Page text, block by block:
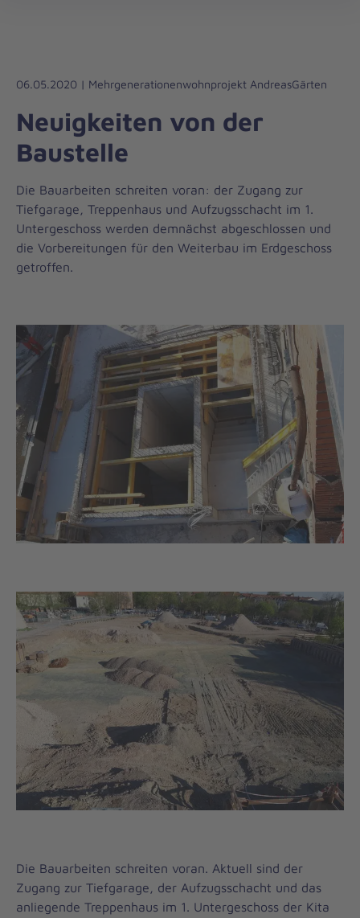
Liebe
Leben
06.05.2020 | Mehrgenerationenwohnprojekt AndreasGärten
Neuigkeiten von der
Baustelle
Die Bauarbeiten schreiten voran: der Zugang zur
Tiefgarage, Treppenhaus und Aufzugsschacht im 1.
Untergeschoss werden demnächst abgeschlossen und
die Vorbereitungen für den Weiterbau im Erdgeschoss
getroffen.
Die Bauarbeiten schreiten voran. Aktuell sind der
Zugang zur Tiefgarage, der Aufzugsschacht und das
anliegende Treppenhaus im 1. Untergeschoss der Kita